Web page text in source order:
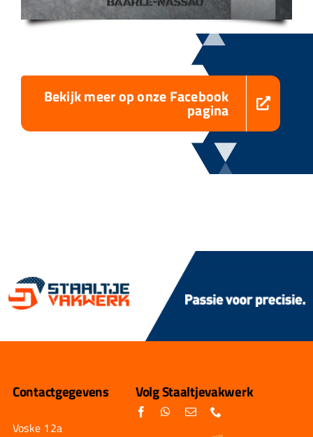
Bekijk meer op onze Facebook
pagina
Contactgegevens
Voske 12a
Volg Staaltjevakwerk